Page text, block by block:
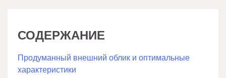
СОДЕРЖАНИЕ
Продуманный внешний облик и оптимальные
характеристики